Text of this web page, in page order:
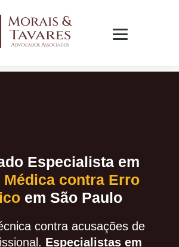
Especialista em
Médica contra Erro
em São Paulo
contra acusações de
Especialistas em